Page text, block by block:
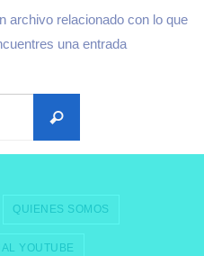
archivo relacionado con lo que
una entrada
Buscar
QUIENES SOMOS
YOUTUBE